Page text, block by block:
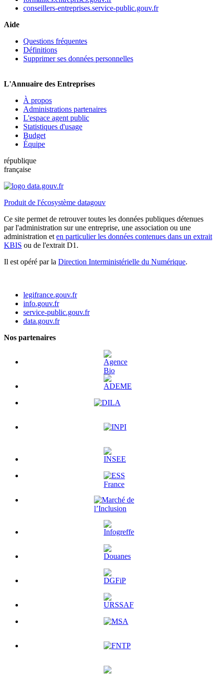
conseillers-entreprises.service-public.gouv.fr
Aide
Questions fréquentes
Définitions
Supprimer ses données personnelles
L'Annuaire des Entreprises
À propos
Administrations partenaires
L'espace agent public
Statistiques d'usage
Budget
Équipe
république
française
Produit de l'écosystème datagouv
Ce site permet de retrouver toutes les données publiques détenues
par l'administration sur une entreprise, une association ou une
administration et en particulier les données contenues dans un extrait
KBIS ou de l'extrait D1.
Il est opéré par la Direction Interministérielle du Numérique.
legifrance.gouv.fr
info.gouv.fr
service-public.gouv.fr
data.gouv.fr
Nos partenaires